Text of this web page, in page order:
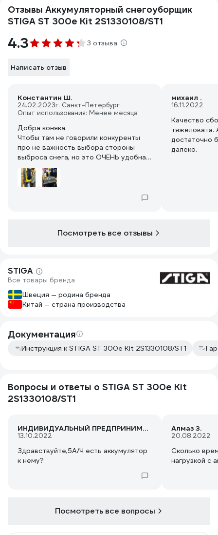
Отзывы Аккумуляторный снегоуборщик
STIGA ST 300e Kit 2S1330108/ST1
4.3 3 отзыва
Написать отзыв
Константин Ш.
24.02.2023г. Санкт-Петербург
Опыт использования: Менее месяца
Добра коняка.
Чтобы там не говорили конкуренты
про не важность выбора стороны
выброса снега, но это ОЧЕНЬ удобная
штука в реальной работе, т.к. очень
редко, когда нужно отбрасывать снег
вперёд - в основном в бок.
михаил .
16.11.2022
Качество
тяжеловата.
достаточно
далеко.
Посмотреть все отзывы
STIGA
Все товары бренда
Швеция — родина бренда
Китай — страна производства
Документация
Инструкция к STIGA ST 300e Kit 2S1330108/ST1
Вопросы и ответы о STIGA ST 300e Kit
2S1330108/ST1
ИНДИВИДУАЛЬНЫЙ ПРЕДПРИНИМАТЕЛЬ АВДЕЕВ КОНСТАНТИН АЛЕКСАНДРОВИЧ
13.10.2022
Здравствуйте,5А/Ч есть аккумулятор
к нему?
Алмаз З.
20.08.2022
Сколько
нагрузкой с
Посмотреть все вопросы